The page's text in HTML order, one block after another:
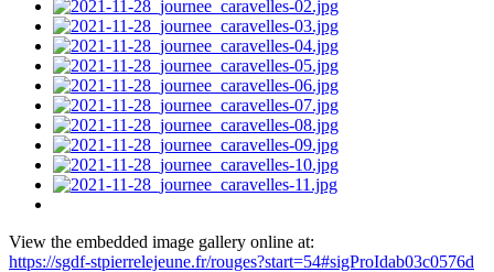
View the embedded image gallery online at:
https://sgdf-stpierrelejeune.fr/rouges?start=54#sigProIdab03c0576d